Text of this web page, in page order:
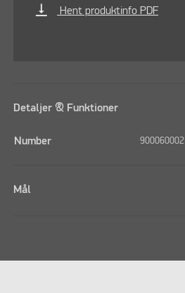
vertical_align_bottom Hent produktinfo PDF
Detaljer & Funktioner
Number 900060002
Mål